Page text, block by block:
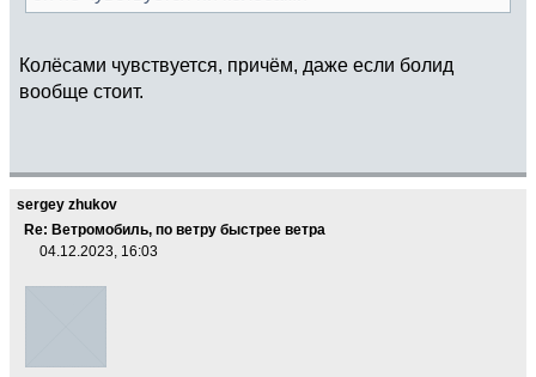
Колёсами чувствуется, причём, даже если болид
вообще стоит.
sergey zhukov
Re: Ветромобиль, по ветру быстрее ветра
04.12.2023, 16:03